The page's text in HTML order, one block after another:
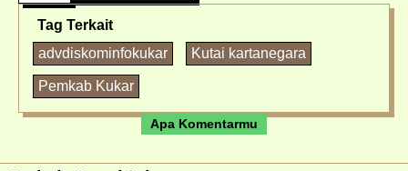
Tag Terkait
advdiskominfokukar
Kutai kartanegara
Pemkab Kukar
Apa Komentarmu